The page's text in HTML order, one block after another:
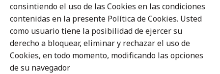
consintiendo el uso de las Cookies en las condiciones
contenidas en la presente Política de Cookies. Usted
como usuario tiene la posibilidad de ejercer su
derecho a bloquear, eliminar y rechazar el uso de
Cookies, en todo momento, modificando las opciones
de su navegador